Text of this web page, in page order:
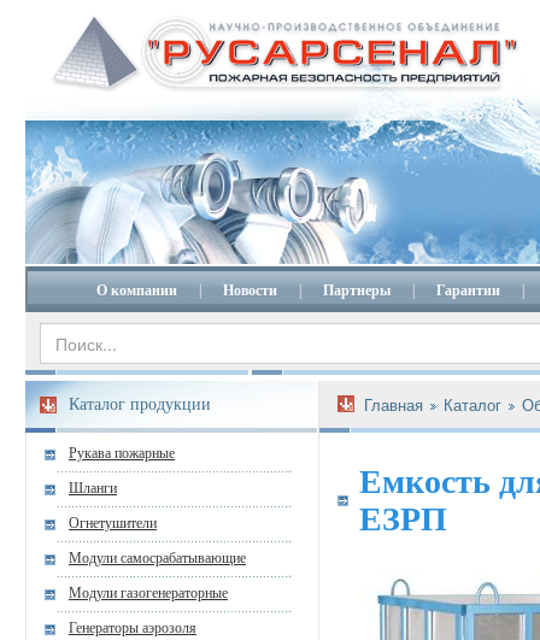
О компании Новости Партнеры Гарантии
Каталог продукции
Рукава пожарные
Шланги
Огнетушители
Модули самосрабатывающие
Модули газогенераторные
Генераторы аэрозоля
Главная Каталог
Емкость
ЕЗРП